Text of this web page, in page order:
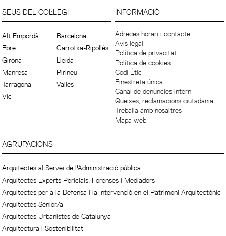
SEUS DEL COL·LEGI
Alt Empordà
Barcelona
Ebre
Garrotxa-Ripollès
Girona
Lleida
Manresa
Pirineu
Tarragona
Vallès
Vic
INFORMACIÓ
Adreces horari i contacte.
Avís legal
Política de privacitat
Política de cookies
Codi Ètic
Finestreta única
Canal de denúncies intern
Queixes, reclamacions ciutadania
Treballa amb nosaltres
Mapa web
AGRUPACIONS
Arquitectes al Servei de l'Administració pública
Arquitectes Experts Pericials, Forenses i Mediadors
Arquitectes per a la Defensa i la Intervenció en el Patrimoni Arquitectònic
Arquitectes Sènior/a
Arquitectes Urbanistes de Catalunya
Arquitectura i Sostenibilitat